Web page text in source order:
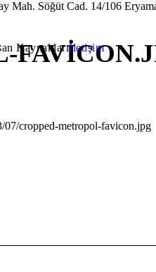
Mah. Söğüt Cad. 14/106
Kaynaklarıİletişim
07/cropped-metropol-favicon.jpg